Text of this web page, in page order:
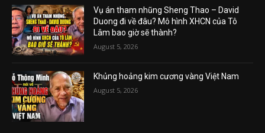
Vụ án tham nhũng Sheng Thao – David
Duong đi về đâu? Mô hình XHCN của Tô
Lâm bao giờ sẽ thành?
August 5, 2026
Khủng hoảng kim cương vàng Việt Nam
August 5, 2026